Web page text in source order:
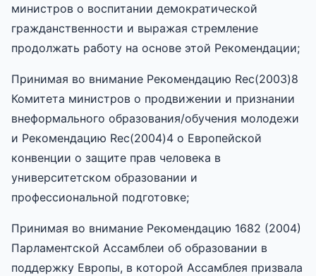
министров о воспитании демократической
гражданственности и выражая стремление
продолжать работу на основе этой Рекомендации;
Принимая во внимание Рекомендацию Rec(2003)8
Комитета министров о продвижении и признании
внеформального образования/обучения молодежи
и Рекомендацию Rec(2004)4 о Европейской
конвенции о защите прав человека в
университетском образовании и
профессиональной подготовке;
Принимая во внимание Рекомендацию 1682 (2004)
Парламентской Ассамблеи об образовании в
поддержку Европы, в которой Ассамблея призвала